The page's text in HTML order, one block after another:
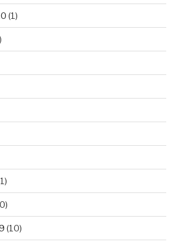
(1)
(10)